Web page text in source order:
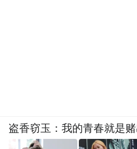
盗香窃玉：我的青春就是